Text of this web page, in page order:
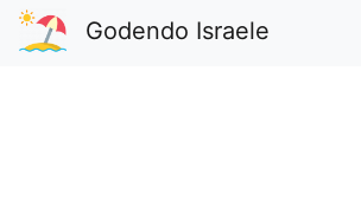
Godendo Israele